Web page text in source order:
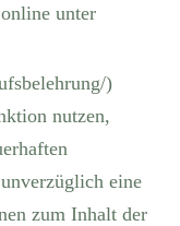
unter
)
nutzen,
eine
zum Inhalt der